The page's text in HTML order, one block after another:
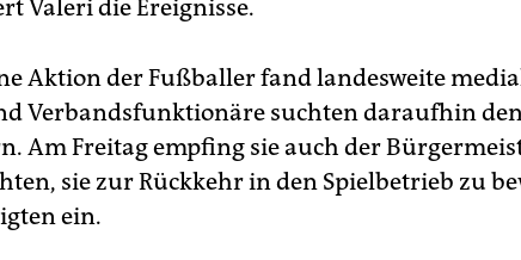
Valeri die Ereignisse.
Aktion der Fußballer fand landesweite
Verbandsfunktionäre suchten daraufhin
Am Freitag empfing sie auch der
sie zur Rückkehr in den Spielbetrieb zu
ein.